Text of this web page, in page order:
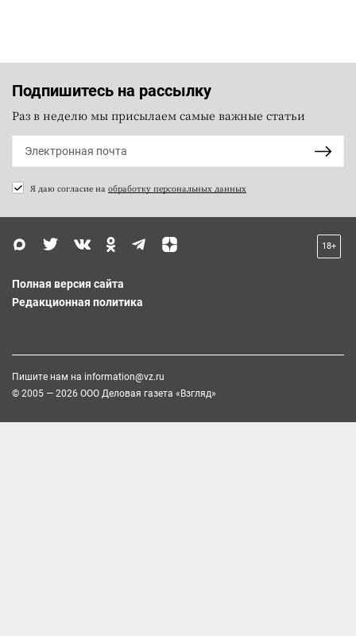
Подпишитесь на рассылку
Раз в неделю мы присылаем самые важные статьи
Я даю согласие на обработку персональных данных
18+
Полная версия сайта
Редакционная политика
Пишите нам на information@vz.ru
© 2005 — 2026 ООО Деловая газета «Взгляд»